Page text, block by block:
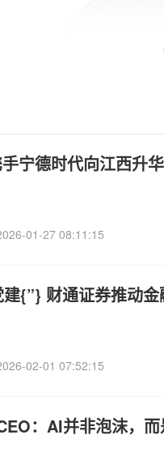
宁德时代向江西升
01-27 08:11:15
{”} 财通证券推动
02-01 07:52:15
：AI并非泡沫，而